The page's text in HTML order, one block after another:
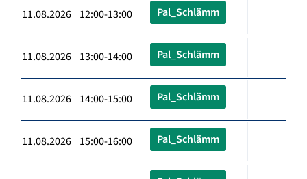
11.08.2026 12:00-13:00 Pal_Schlämm
11.08.2026 13:00-14:00 Pal_Schlämm
11.08.2026 14:00-15:00 Pal_Schlämm
11.08.2026 15:00-16:00 Pal_Schlämm